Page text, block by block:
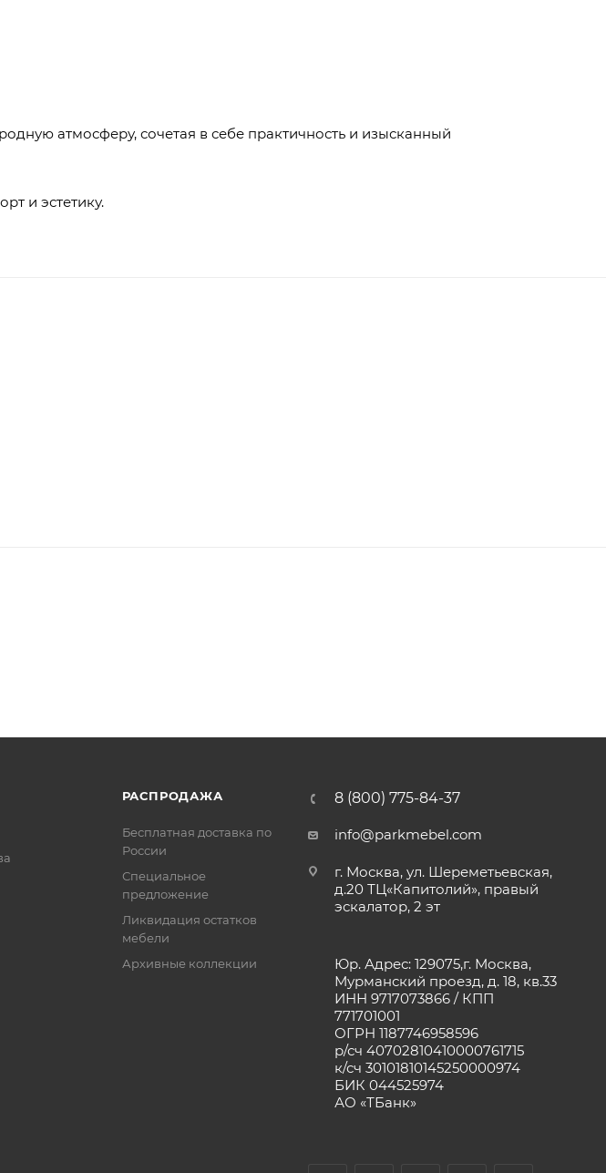
атмосферу, сочетая в себе практичность и изысканный
и эстетику.
РАСПРОДАЖА
Бесплатная доставка по
России
Специальное
предложение
Ликвидация остатков
мебели
Архивные коллекции
8 (800) 775-84-37
info@parkmebel.com
г. Москва, ул. Шереметьевская,
д.20 ТЦ«Капитолий», правый
эскалатор, 2 эт
Юр. Адрес: 129075,г. Москва,
Мурманский проезд, д. 18, кв.33
ИНН 9717073866 / КПП
771701001
ОГРН 1187746958596
р/сч 40702810410000761715
к/сч 30101810145250000974
БИК 044525974
АО «ТБанк»